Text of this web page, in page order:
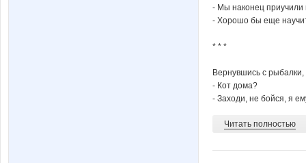
- Мы наконец приучили
- Хорошо бы еще
* * *
Вернувшись с
- Кот дома?
- Заходи, не бойся, я
Читать полностью